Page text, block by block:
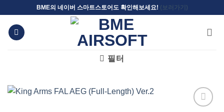
content
BME의 네이버 스마트스토어도 확인해보세요! (보러가기)
필터